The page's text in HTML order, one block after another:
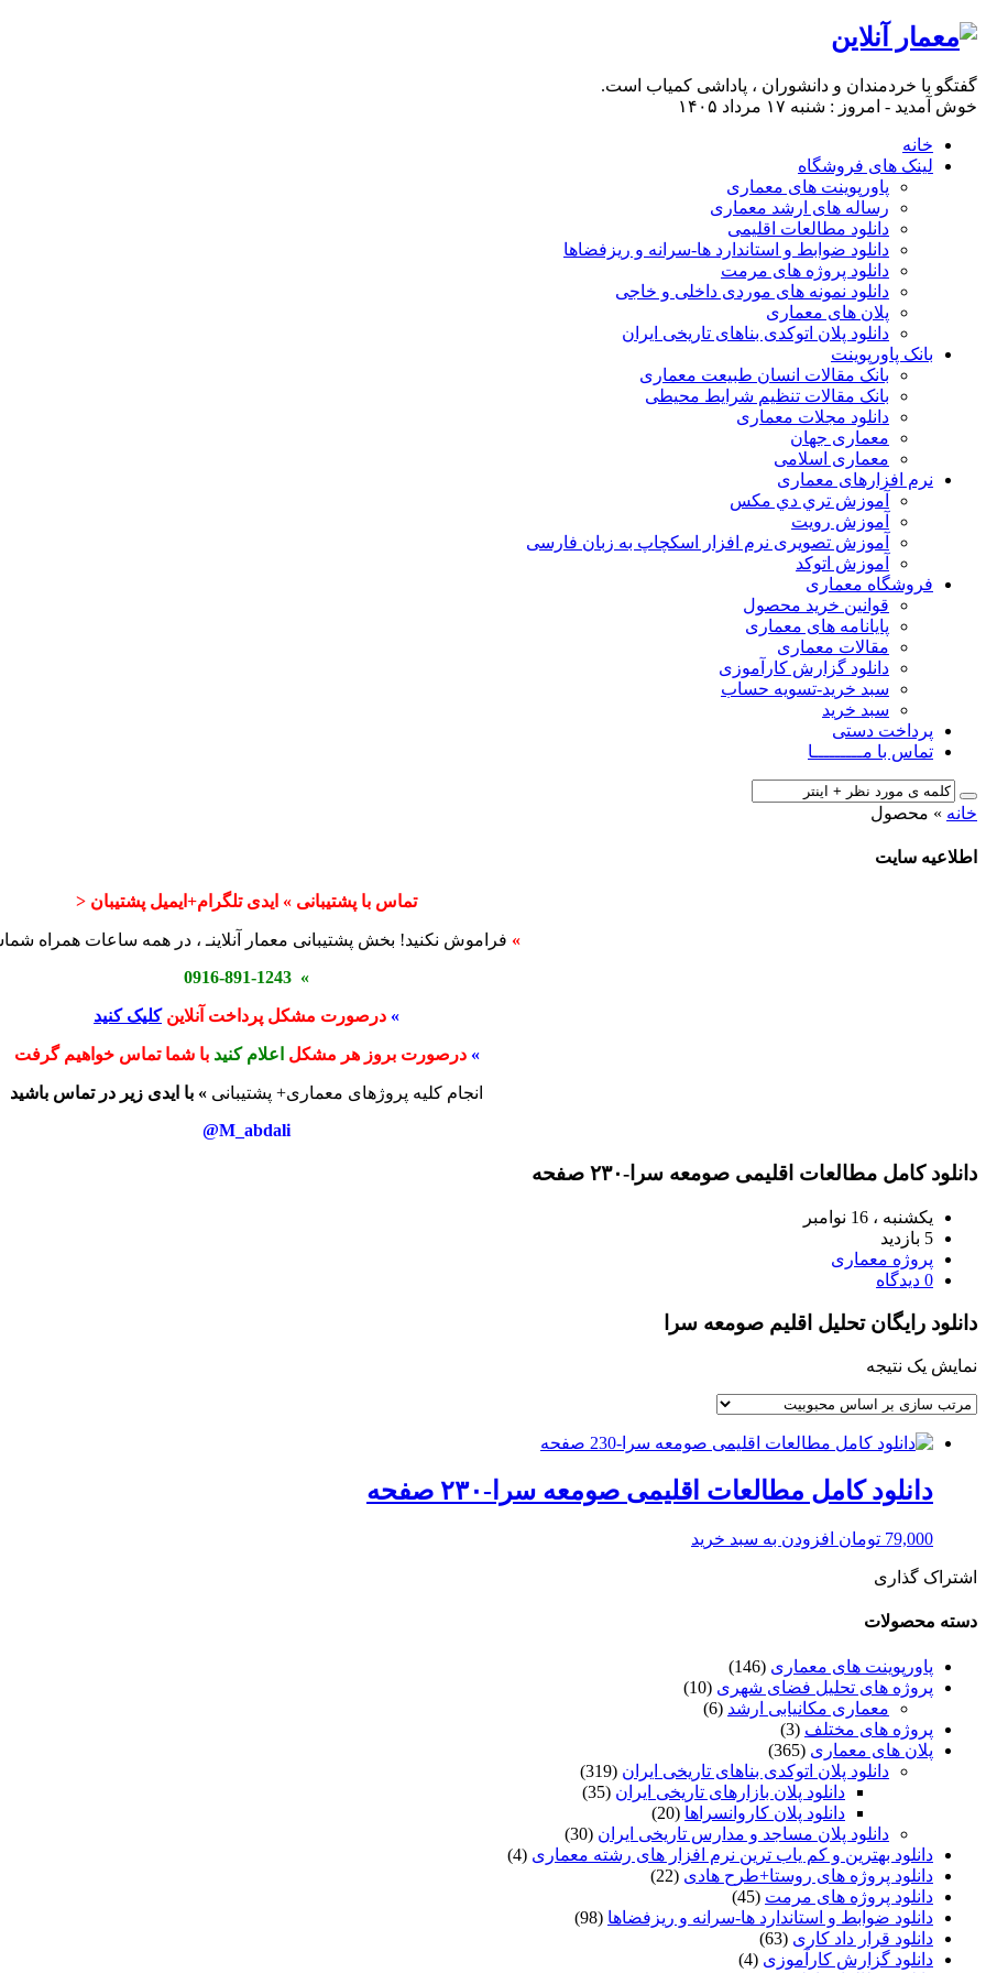
گفتگو با خردمندان و دانشوران ، پاداشی کمیاب است.
خوش آمدید - امروز : شنبه ۱۷ مرداد ۱۴۰۵
خانه
لینک های فروشگاه
پاورپوینت های معماری
رساله های ارشد معماری
دانلود مطالعات اقلیمی
دانلود ضوابط و استاندارد ها-سرانه و ریزفضاها
دانلود پروژه های مرمت
دانلود نمونه های موردی داخلی و خاجی
پلان های معماری
دانلود پلان اتوکدی بناهای تاریخی ایران
بانک پاورپوینت
بانک مقالات انسان طبیعت معماری
بانک مقالات تنظیم شرایط محیطی
دانلود مجلات معماری
معماری جهان
معماری اسلامی
نرم افزارهای معماری
آﻣﻮزش ﺗﺮي دي ﻣﮑﺲ
آموزش رویت
آموزش تصویری نرم افزار اسکچاپ به زبان فارسی
آموزش اتوکد
فروشگاه معماری
قوانین خرید محصول
پایانامه های معماری
مقالات معماری
دانلود گزارش کارآموزی
سبد خرید-تسویه حساب
سبد خرید
پرداخت دستی
تماس با مـــــــــا
خانه » محصول
اطلاعیه سایت
تماس با پشتیبانی » ایدی تلگرام+ایمیل پشتیبان <
» فراموش نکنید! بخش پشتیبانی معمار آنلاینـ ، در همه ساعات همراه
» 0916-891-1243
» درصورت مشکل پرداخت آنلاینکلیک کنید
» درصورت بروز هر مشکل اعلام کنید با شما تماس خواهیم گرفت
انجام کلیه پروژهای معماری+ پشتیبانی » با ایدی زیر در تماس باشید
M_abdali@
دانلود کامل مطالعات اقلیمی صومعه سرا-۲۳۰ صفحه
یکشنبه ، 16 نوامبر
5 بازدید
پروژه معماری
0 دیدگاه
دانلود رایگان تحلیل اقلیم صومعه سرا
نمایش یک نتیجه
دانلود کامل مطالعات اقلیمی صومعه سرا-۲۳۰ صفحه
79,000 تومان افزودن به سبد خرید
اشتراک گذاری
دسته محصولات
پاورپوینت های معماری (146)
پروژه های تحلیل فضای شهری (10)
معماری مکانیابی ارشد (6)
پروژه های مختلف (3)
پلان های معماری (365)
دانلود پلان اتوکدی بناهای تاریخی ایران (319)
دانلود پلان بازارهای تاریخی ایران (35)
دانلود پلان کاروانسراها (20)
دانلود پلان مساجد و مدارس تاریخی ایران (30)
دانلود بهترین و کم یاب ترین نرم افزار های رشته معماری (4)
دانلود پروژه های روستا+طرح هادی (22)
دانلود پروژه های مرمت (45)
دانلود ضوابط و استاندارد ها-سرانه و ریزفضاها (98)
دانلود قرار داد کاری (63)
دانلود گزارش کارآموزی (4)